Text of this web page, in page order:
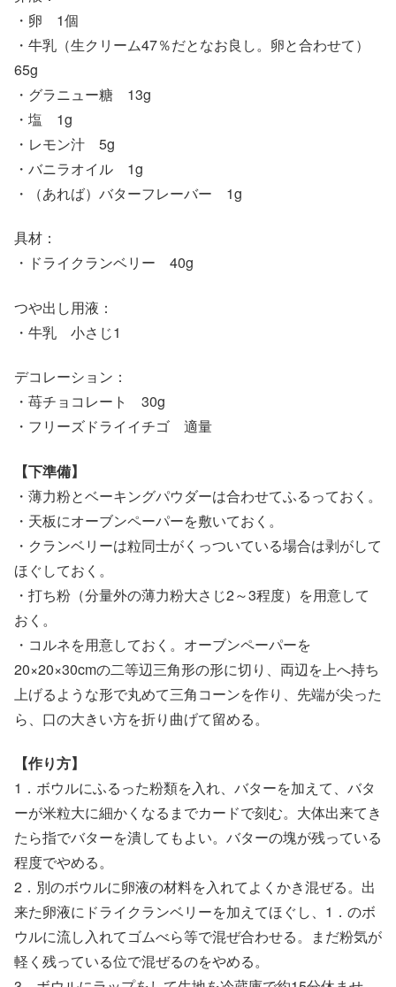
・卵 1個
・牛乳（生クリーム47％だとなお良し。卵と合わせて）
65g
・グラニュー糖 13g
・塩 1g
・レモン汁 5g
・バニラオイル 1g
・（あれば）バターフレーバー 1g
具材：
・ドライクランベリー 40g
つや出し用液：
・牛乳 小さじ1
デコレーション：
・苺チョコレート 30g
・フリーズドライイチゴ 適量
【下準備】
・薄力粉とベーキングパウダーは合わせてふるっておく。
・天板にオーブンペーパーを敷いておく。
・クランベリーは粒同士がくっついている場合は剥がして
ほぐしておく。
・打ち粉（分量外の薄力粉大さじ2～3程度）を用意して
おく。
・コルネを用意しておく。オーブンペーパーを
20×20×30cmの二等辺三角形の形に切り、両辺を上へ持ち
上げるような形で丸めて三角コーンを作り、先端が尖った
ら、口の大きい方を折り曲げて留める。
【作り方】
1．ボウルにふるった粉類を入れ、バターを加えて、バタ
ーが米粒大に細かくなるまでカードで刻む。大体出来てき
たら指でバターを潰してもよい。バターの塊が残っている
程度でやめる。
2．別のボウルに卵液の材料を入れてよくかき混ぜる。出
来た卵液にドライクランベリーを加えてほぐし、1．のボ
ウルに流し入れてゴムべら等で混ぜ合わせる。まだ粉気が
軽く残っている位で混ぜるのをやめる。